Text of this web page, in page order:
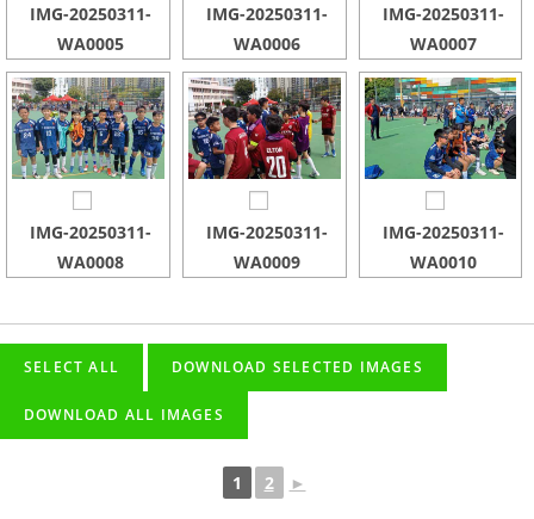
IMG-20250311-
WA0005
IMG-20250311-
WA0006
IMG-20250311-
WA0007
IMG-20250311-
WA0008
IMG-20250311-
WA0009
IMG-20250311-
WA0010
1 2 ►